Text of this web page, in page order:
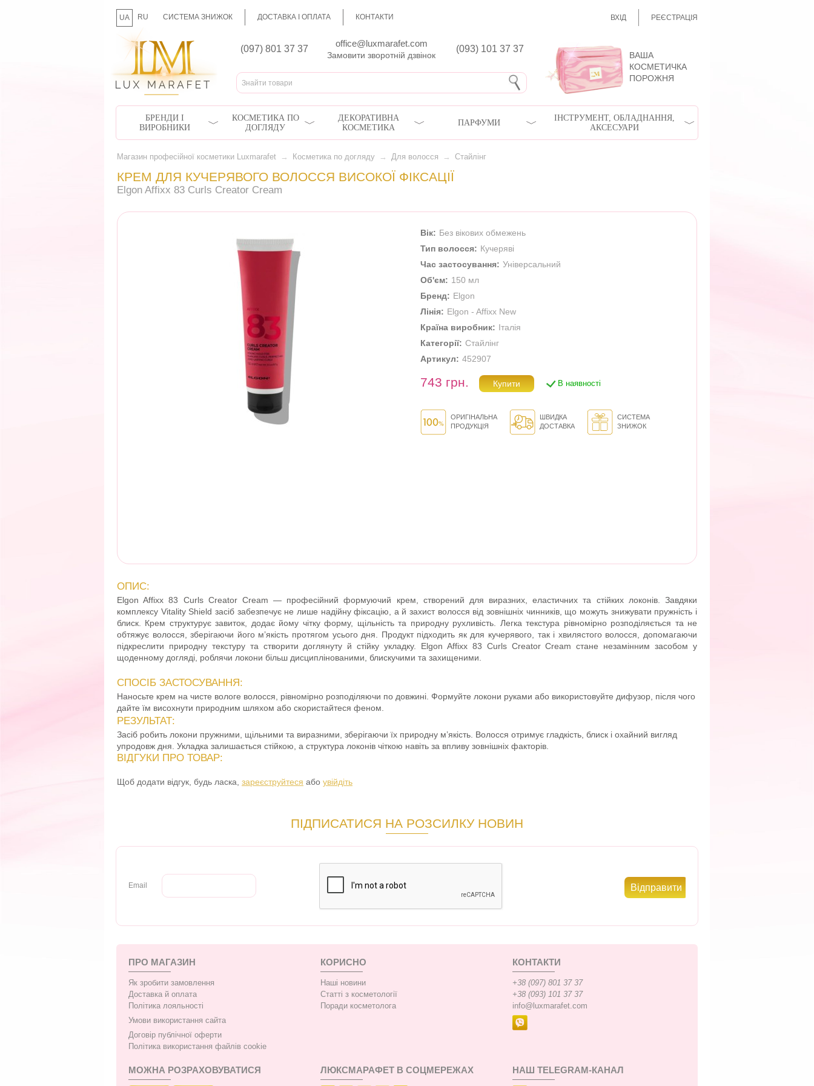
UA RU СИСТЕМА ЗНИЖОК ДОСТАВКА І ОПЛАТА КОНТАКТИ ВХІД РЕЄСТРАЦІЯ
(097) 801 37 37
office@luxmarafet.com
(093) 101 37 37
Замовити зворотній дзвінок
ВАША
КОСМЕТИЧКА
ПОРОЖНЯ
БРЕНДИ І
ВИРОБНИКИ
КОСМЕТИКА ПО
ДОГЛЯДУ
ДЕКОРАТИВНА
КОСМЕТИКА
ПАРФУМИ
ІНСТРУМЕНТ, ОБЛАДНАННЯ,
АКСЕСУАРИ
Магазин професійної косметики Luxmarafet → Косметика по догляду → Для волосся → Стайлінг
КРЕМ ДЛЯ КУЧЕРЯВОГО ВОЛОССЯ ВИСОКОЇ ФІКСАЦІЇ
Elgon Affixx 83 Curls Creator Cream
Вік: Без вікових обмежень
Тип волосся: Кучеряві
Час застосування: Універсальний
Об'єм: 150 мл
Бренд: Elgon
Лінія: Elgon - Affixx New
Країна виробник: Італія
Категорії: Стайлінг
Артикул: 452907
743 грн. В наявності
ОРИГІНАЛЬНА
ПРОДУКЦІЯ
ШВИДКА
ДОСТАВКА
СИСТЕМА
ЗНИЖОК
ОПИС:
Elgon Affixx 83 Curls Creator Cream — професійний формуючий крем, створений для виразних, еластичних та стійких локонів. Завдяки
комплексу Vitality Shield засіб забезпечує не лише надійну фіксацію, а й захист волосся від зовнішніх чинників, що можуть знижувати пружність і
блиск. Крем структурує завиток, додає йому чітку форму, щільність та природну рухливість. Легка текстура рівномірно розподіляється та не
обтяжує волосся, зберігаючи його м’якість протягом усього дня. Продукт підходить як для кучерявого, так і хвилястого волосся, допомагаючи
підкреслити природну текстуру та створити доглянуту й стійку укладку. Elgon Affixx 83 Curls Creator Cream стане незамінним засобом у
щоденному догляді, роблячи локони більш дисциплінованими, блискучими та захищеними.
СПОСІБ ЗАСТОСУВАННЯ:
Наносьте крем на чисте вологе волосся, рівномірно розподіляючи по довжині. Формуйте локони руками або використовуйте дифузор, після чого
дайте їм висохнути природним шляхом або скористайтеся феном.
РЕЗУЛЬТАТ:
Засіб робить локони пружними, щільними та виразними, зберігаючи їх природну м’якість. Волосся отримує гладкість, блиск і охайний вигляд
упродовж дня. Укладка залишається стійкою, а структура локонів чіткою навіть за впливу зовнішніх факторів.
ВІДГУКИ ПРО ТОВАР:
Щоб додати відгук, будь ласка, зареєструйтеся або увійдіть
ПІДПИСАТИСЯ НА РОЗСИЛКУ НОВИН
Email
ПРО МАГАЗИН
Як зробити замовлення
Доставка й оплата
Політика лояльності
Умови використання сайта
Договір публічної оферти
Політика використання файлів cookie
КОРИСНО
Наші новини
Статті з косметології
Поради косметолога
КОНТАКТИ
+38 (097) 801 37 37
+38 (093) 101 37 37
info@luxmarafet.com
МОЖНА РОЗРАХОВУВАТИСЯ ЛЮКСМАРАФЕТ В СОЦМЕРЕЖАХ НАШ TELEGRAM-КАНАЛ